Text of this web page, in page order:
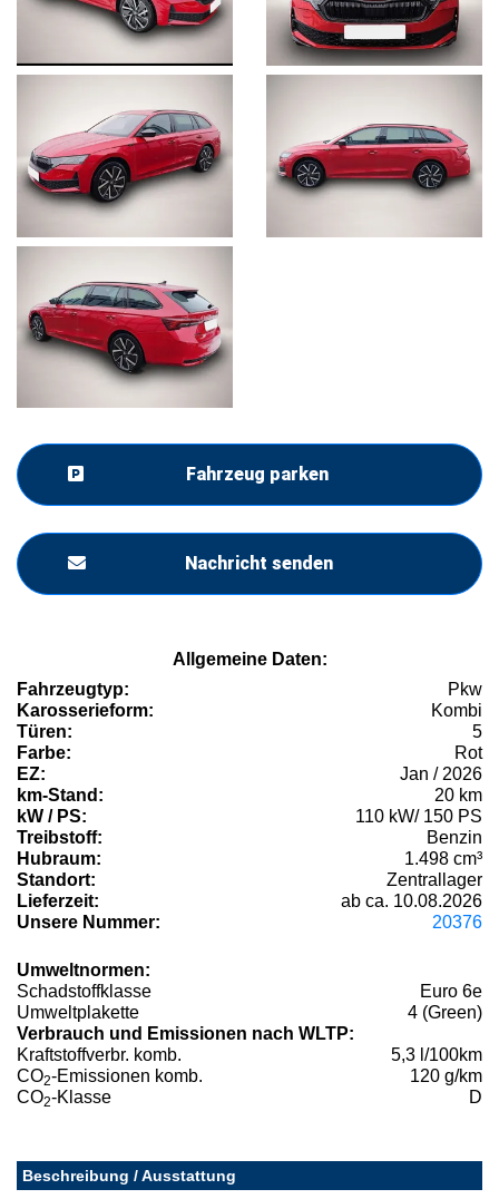
Fahrzeug parken
Nachricht senden
Allgemeine Daten:
Fahrzeugtyp:
Pkw
Karosserieform:
Kombi
Türen:
5
Farbe:
Rot
EZ:
Jan / 2026
km-Stand:
20 km
kW / PS:
110 kW/ 150 PS
Treibstoff:
Benzin
Hubraum:
1.498 cm³
Standort:
Zentrallager
Lieferzeit:
ab ca. 10.08.2026
Unsere Nummer:
20376
Umweltnormen:
Schadstoffklasse
Euro 6e
Umweltplakette
4 (Green)
Verbrauch und Emissionen nach WLTP:
Kraftstoffverbr. komb.
5,3 l/100km
CO2-Emissionen komb.
120 g/km
CO2-Klasse D
Beschreibung / Ausstattung